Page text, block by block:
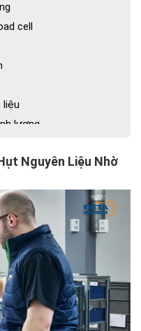
cell
liệu
lượng
tư)
Nguyên Liệu Nhờ